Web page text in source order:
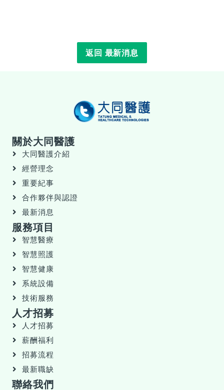
返回 最新消息
關於大同醫護
大同醫護介紹
經營理念
重要紀事
合作夥伴與認證
最新消息
服務項目
智慧醫療
智慧照護
智慧健康
系統設備
技術服務
人才招募
人才招募
薪酬福利
招募流程
最新職缺
聯絡我們